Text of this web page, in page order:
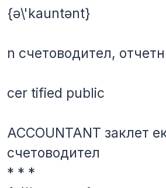
{ə\'kauntənt}
n счетоводител,
cer tified рublic
ACCOUNTANT заклет
счетоводител
* * *